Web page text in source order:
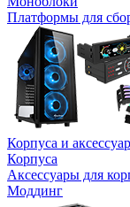
Платформы для
Корпуса и
Корпуса
Аксессуары для
Моддинг